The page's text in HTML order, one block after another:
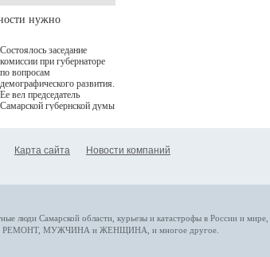
определенными барьерами.
К ним можно отнести
возникающие при работе с
данными пациентов. Для
более динамичного роста
проникновения инноваций в
сегмент необходимо кросс-
отраслевое взаимодействие
рассказала Ольга Сорокина,
ходе сессии "Развитие
качества жизни" в рамках
ПМЭФ 2025. В дискуссии
нужно
Состоялось заседание
комиссии при губернаторе
по вопросам
демографического развития.
Ее вел председатель
Самарской губернской думы
Карта сайта Новости компаний
люди Самарской области, курьезы и катастрофы в России и мире
РЕМОНТ, МУЖЧИНА и ЖЕНЩИНА , и многое другое